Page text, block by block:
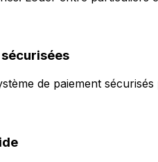
de paiement